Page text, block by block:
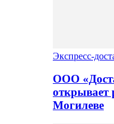
Экспресс-
ООО
открывает
Могилеве